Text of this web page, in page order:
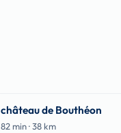
château de Bouthéon
82 min · 38 km